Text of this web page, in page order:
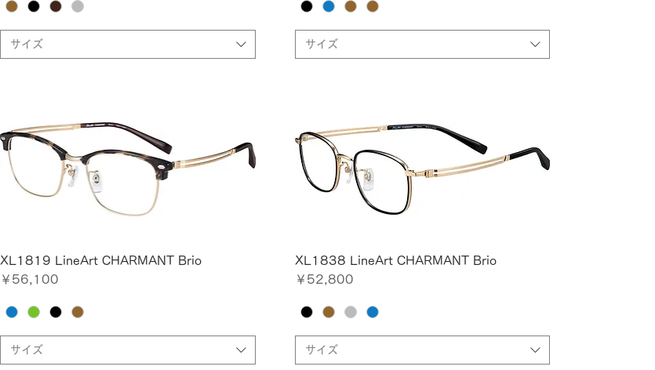
サイズ サイズ
XL1819 LineArt CHARMANT Brio
価格
￥56,100
サイズ
XL1838 LineArt CHARMANT Brio
価格
￥52,800
サイズ